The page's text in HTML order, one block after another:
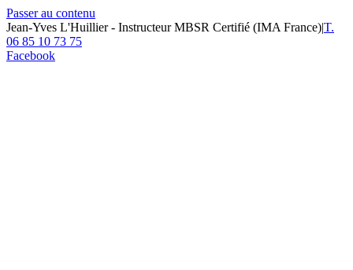
Passer au contenu
Jean-Yves L'Huillier - Instructeur MBSR Certifié (IMA France)|T.
06 85 10 73 75
Facebook